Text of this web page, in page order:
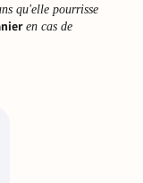
qu'elle pourrisse
en cas de